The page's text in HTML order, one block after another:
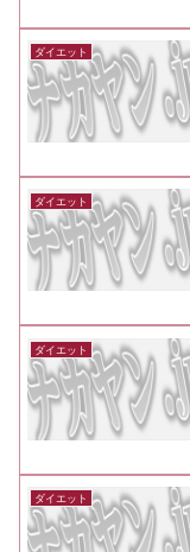
ダイエット
ダイエット
ダイエット
ダイエット